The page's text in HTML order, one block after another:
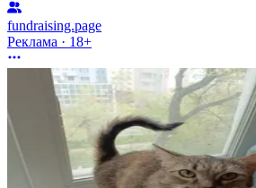
fundraising.page
Реклама · 18+